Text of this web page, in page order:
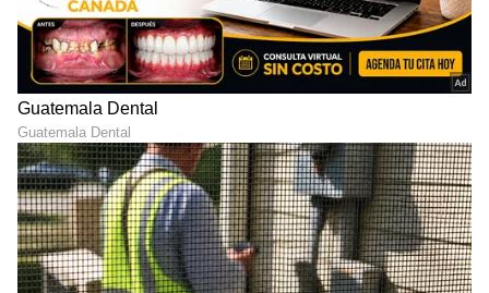
ಸ್ಮಾರ್ಟ್‌ಫೋನ್‌ಗಳು
ಮತ್ತುವಿಜ್ಞಾನ
(Technology News in Kannada) ಬಗ್ಗೆ
ನಿರಂತರವಾದ ಅಪ್‌ಡೇಟ್‌. ಡಿಜಿಟಲ್ ಟ್ರೆಂಡ್‌ಗಳ ಕುರಿತು
ತಜ್ಞರ ಮಾತುಗಳು, ವಿವರವಾದ ಮಾಹಿತಿ ಮತ್ತು ಬ್ರೇಕಿಂಗ್
ನ್ಯೂಸ್‌ ಸಿಗುವ ಏಕೈಕ ತಾಣ ಏಷ್ಯಾನೆಟ್‌ ಸುವರ್ಣ
ನ್ಯೂಸ್‌. ಹೊಸಗ್ಯಾಜೆಟ್‌ರಿಲೀಸ್‌ ಆಯ್ತಾ? ಹೊಸ